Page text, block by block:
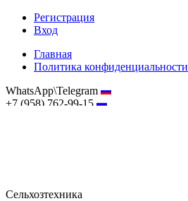
Регистрация
Вход
Главная
Политика конфиденциальности
WhatsApp\Telegram
+7 (958) 762-99-15
Сельхозтехника